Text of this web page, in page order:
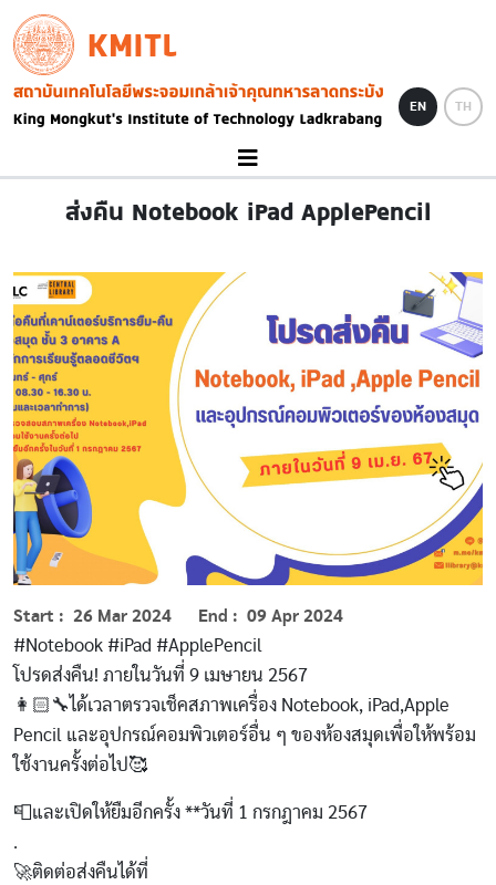
Skip to main content
KMITL
Image
EN TH
ส่งคืน Notebook iPad ApplePencil
Start 26 Mar 2024 End 09 Apr 2024
#Notebook #iPad #ApplePencil
โปรดส่งคืน! ภายในวันที่ 9 เมษายน 2567
👩🏻‍🔧ได้เวลาตรวจเช็คสภาพเครื่อง Notebook, iPad,Apple
Pencil และอุปกรณ์คอมพิวเตอร์อื่น ๆ ของห้องสมุดเพื่อให้พร้อม
ใช้งานครั้งต่อไป🥰
📮และเปิดให้ยืมอีกครั้ง **วันที่ 1 กรกฎาคม 2567
.
🚀ติดต่อส่งคืนได้ที่